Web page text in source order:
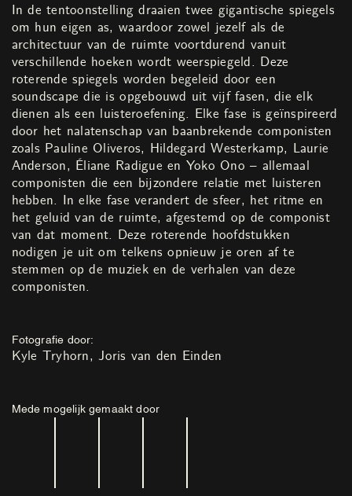
In de tentoonstelling draaien twee gigantische spiegels
om hun eigen as, waardoor zowel jezelf als de
architectuur van de ruimte voortdurend vanuit
verschillende hoeken wordt weerspiegeld. Deze
roterende spiegels worden begeleid door een
soundscape die is opgebouwd uit vijf fasen, die elk
dienen als een luisteroefening. Elke fase is geïnspireerd
door het nalatenschap van baanbrekende componisten
zoals Pauline Oliveros, Hildegard Westerkamp, Laurie
Anderson, Éliane Radigue en Yoko Ono – allemaal
componisten die een bijzondere relatie met luisteren
hebben. In elke fase verandert de sfeer, het ritme en
het geluid van de ruimte, afgestemd op de componist
van dat moment. Deze roterende hoofdstukken
nodigen je uit om telkens opnieuw je oren af te
stemmen op de muziek en de verhalen van deze
componisten.
Fotografie door:
Kyle Tryhorn Joris van den Einden
Mede mogelijk gemaakt door